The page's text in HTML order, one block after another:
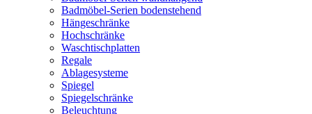
Badmöbel-Serien bodenstehend
Hängeschränke
Hochschränke
Waschtischplatten
Regale
Ablagesysteme
Spiegel
Spiegelschränke
Beleuchtung